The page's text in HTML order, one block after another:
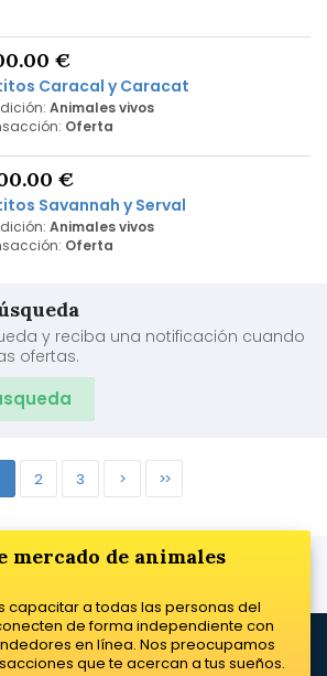
€
Caracal y Caracat
Animales vivos
Oferta
€
Savannah y Serval
Animales vivos
Oferta
y reciba una notificación cuando
ofertas.
2 3 > >>
mercado de animales
capacitar a todas las personas del
de forma independiente con
en línea. Nos preocupamos
que te acercan a tus sueños.